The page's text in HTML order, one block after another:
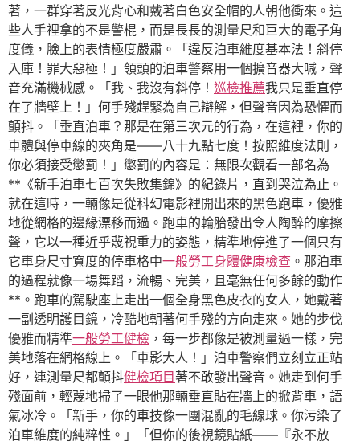
著，一群穿著反光背心和戴著白色安全帽的人朝他衝來。這
些人手裡拿的不是警棍，而是長長的測量尺和巨大的電子角
度儀，臉上的表情極度嚴肅。「違反泊車維度基本法！斜停
入庫！罪大惡極！」領頭的泊車警察用一個擴音器大喊，聲
音充滿機械感。「我、我沒有斜停！ 巡檢推薦我只是垂直停
在了牆壁上！」何手殘趕緊為自己辯解，但聲音因為恐懼而
顫抖。「垂直泊車？那是在第三次元的行為，在這裡，你的
車體與停車線的夾角是——八十九點七度！按照維度法則，
你必須接受懲罰！」懲罰的內容是：無限次觀看一部名為
**《新手泊車七百次失敗集錦》的紀錄片，直到哭泣為止。
就在這時，一輛像是從科幻電影裡開出來的黑色跑車，優雅
地從網格的邊緣漂移而過。跑車的輪胎發出令人陶醉的摩擦
聲，它以一種近乎蔑視重力的姿態，精準地停進了一個只有
它車身尺寸寬度的停車格中一般勞工身體健康檢查 。那泊車
的過程就像一場舞蹈，流暢、完美，且毫無任何多餘的動作
**。跑車的駕駛座上走出一個全身黑色皮衣的女人，她戴著
一副透明護目鏡，冷酷地朝著何手殘的方向走來。她的步伐
優雅而精準一般勞工健檢 ，每一步都像是被測量過一樣，完
美地落在網格線上。「車影大人！」泊車警察們立刻立正站
好，連測量尺都顫抖健檢項目 著不敢發出聲音。她走到何手
殘面前，輕蔑地掃了一眼他那輛垂直貼在牆上的掀背車，語
氣冰冷。「新手，你的車技像一團混亂的毛線球。你污染了
泊車維度的純粹性。」「但你的後視鏡貼紙——『永不放